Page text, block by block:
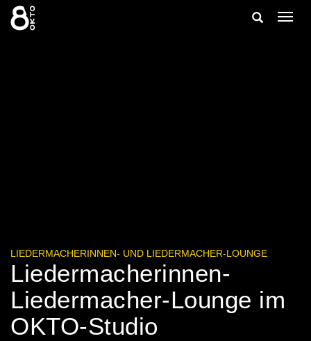
Zum
Inhalt
springen
Suche
LIEDERMACHERINNEN- UND LIEDERMACHER-LOUNGE
Liedermacherinnen-
Liedermacher-Lounge im
OKTO-Studio